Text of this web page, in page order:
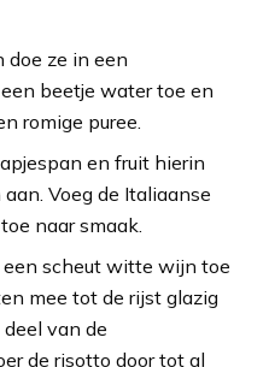
doe ze in een
beetje water toe en
romige puree.
en fruit hierin
Voeg de Italiaanse
naar smaak.
scheut witte wijn toe
mee tot de rijst glazig
deel van de
de risotto door tot al